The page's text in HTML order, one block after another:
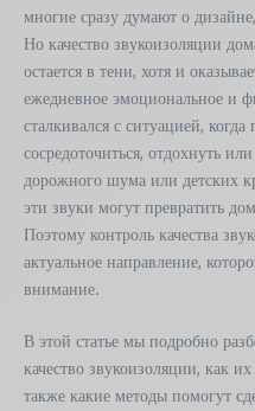
многие сразу думают о
Но качество звукоизоляции
остается в тени, хотя и
ежедневное эмоциональное и
сталкивался с ситуацией,
сосредоточиться, отдохнуть
дорожного шума или детских
эти звуки могут превратить
Поэтому контроль качества
актуальное направление,
внимание.
В этой статье мы подробно
качество звукоизоляции, как
также какие методы помогут